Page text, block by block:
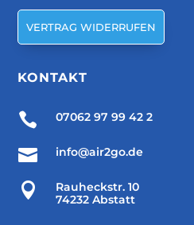
VERTRAG WIDERRUFEN
KONTAKT
 07062 97 99 42 2
 info@air2go.de

Rauheckstr. 10
74232 Abstatt